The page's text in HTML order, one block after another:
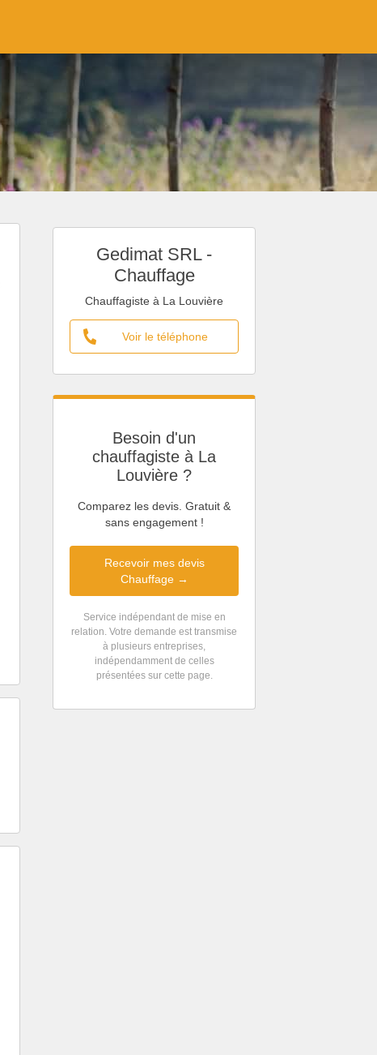
Gedimat SRL -
Chauffage
Chauffagiste à La Louvière
Voir le téléphone
Besoin d'un
chauffagiste à La
Louvière ?
Comparez les devis. Gratuit &
sans engagement !
Recevoir mes devis
Chauffage →
Service indépendant de mise en
relation. Votre demande est transmise
à plusieurs entreprises,
indépendamment de celles
présentées sur cette page.